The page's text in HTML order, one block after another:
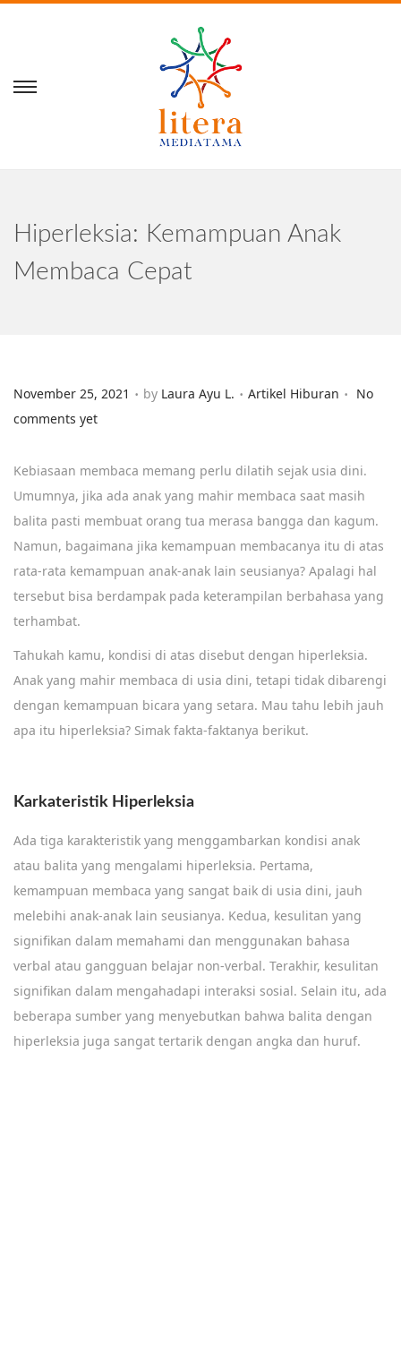
Hiperleksia: Kemampuan Anak
Membaca Cepat
Posted on
November 25, 2021 . by Laura Ayu L. . Posted in
Artikel Hiburan . No
comments yet
Kebiasaan membaca memang perlu dilatih sejak usia dini.
Umumnya, jika ada anak yang mahir membaca saat masih
balita pasti membuat orang tua merasa bangga dan kagum.
Namun, bagaimana jika kemampuan membacanya itu di atas
rata-rata kemampuan anak-anak lain seusianya? Apalagi hal
tersebut bisa berdampak pada keterampilan berbahasa yang
terhambat.
Tahukah kamu, kondisi di atas disebut dengan hiperleksia.
Anak yang mahir membaca di usia dini, tetapi tidak dibarengi
dengan kemampuan bicara yang setara. Mau tahu lebih jauh
apa itu hiperleksia? Simak fakta-faktanya berikut.
Karkateristik Hiperleksia
Ada tiga karakteristik yang menggambarkan kondisi anak
atau balita yang mengalami hiperleksia. Pertama,
kemampuan membaca yang sangat baik di usia dini, jauh
melebihi anak-anak lain seusianya. Kedua, kesulitan yang
signifikan dalam memahami dan menggunakan bahasa
verbal atau gangguan belajar non-verbal. Terakhir, kesulitan
signifikan dalam mengahadapi interaksi sosial. Selain itu, ada
beberapa sumber yang menyebutkan bahwa balita dengan
hiperleksia juga sangat tertarik dengan angka dan huruf.